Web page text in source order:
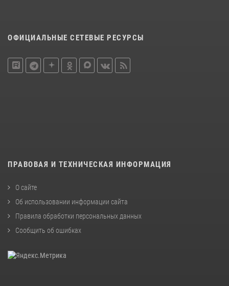
ОФИЦИАЛЬНЫЕ СЕТЕВЫЕ РЕСУРСЫ
ПРАВОВАЯ И ТЕХНИЧЕСКАЯ ИНФОРМАЦИЯ
О сайте
Об использовании информации сайта
Правила обработки персональных данных
Сообщить об ошибках